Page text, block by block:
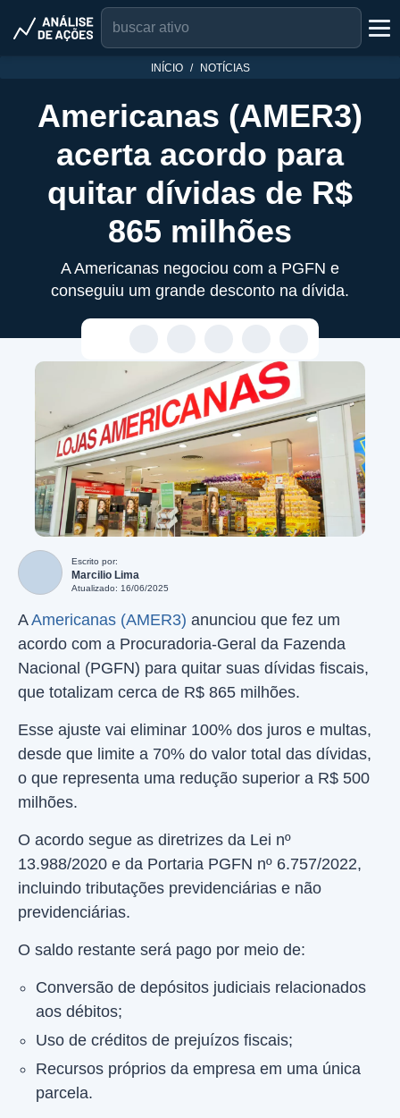
INÍCIO NOTÍCIAS
Americanas (AMER3)
acerta acordo para
quitar dívidas de R$
865 milhões
A Americanas negociou com a PGFN e
conseguiu um grande desconto na dívida.
Escrito por:
Marcilio Lima
Atualizado: 16/06/2025
AAmericanas (AMER3) anunciou que fez um
acordo com a Procuradoria-Geral da Fazenda
Nacional (PGFN) para quitar suas dívidas fiscais,
que totalizam cerca de R$ 865 milhões.
Esse ajuste vai eliminar 100% dos juros e multas,
desde que limite a 70% do valor total das dívidas,
o que representa uma redução superior a R$ 500
milhões.
O acordo segue as diretrizes da Lei nº
13.988/2020 e da Portaria PGFN nº 6.757/2022,
incluindo tributações previdenciárias e não
previdenciárias.
O saldo restante será pago por meio de:
Conversão de depósitos judiciais relacionados
aos débitos;
Uso de créditos de prejuízos fiscais;
Recursos próprios da empresa em uma única
parcela.